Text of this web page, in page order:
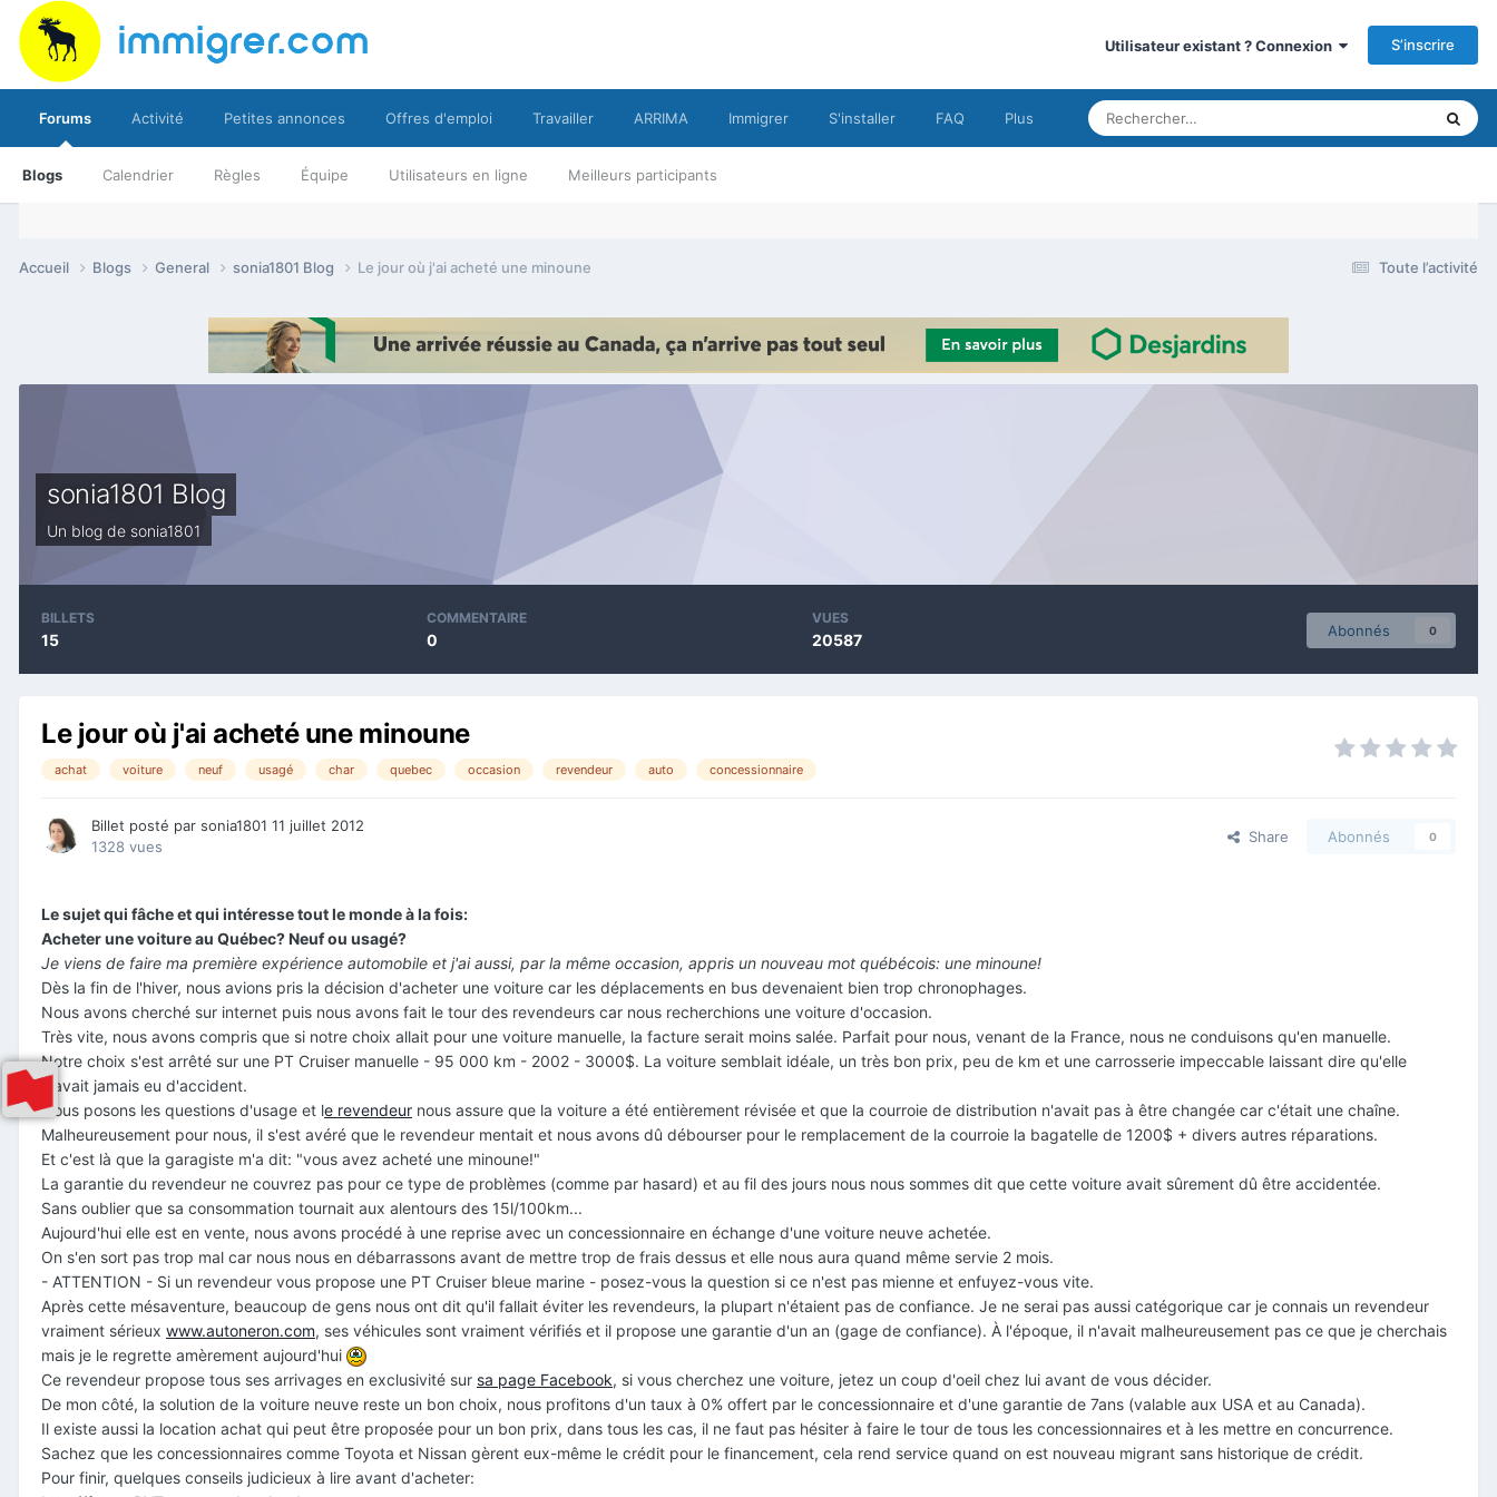
Utilisateur existant ? Connexion S’inscrire
Forums
Blogs Calendrier Règles Équipe Utilisateurs en ligne Meilleurs participants
Activité Petites annonces Offres d'emploi Travailler ARRIMA Immigrer S'installer FAQ Plus
Toute l’activité
Accueil Blogs General sonia1801 Blog Le jour où j'ai acheté une minoune
sonia1801 Blog
Un blog de sonia1801
Abonnés 0
BILLETS
15
COMMENTAIRE
0
VUES
20587
Le jour où j'ai acheté une minoune
achat voiture neuf usagé char quebec occasion revendeur auto concessionnaire
Billet posté par sonia1801 11 juillet 2012
1328 vues
Share Abonnés 0
Le sujet qui fâche et qui intéresse tout le monde à la fois:
Acheter une voiture au Québec? Neuf ou usagé?
Je viens de faire ma première expérience automobile et j'ai aussi, par la même occasion, appris un nouveau mot québécois: une minoune!
Dès la fin de l'hiver, nous avions pris la décision d'acheter une voiture car les déplacements en bus devenaient bien trop chronophages.
Nous avons cherché sur internet puis nous avons fait le tour des revendeurs car nous recherchions une voiture d'occasion.
Très vite, nous avons compris que si notre choix allait pour une voiture manuelle, la facture serait moins salée. Parfait pour nous, venant de la France, nous ne conduisons qu'en manuelle.
Notre choix s'est arrêté sur une PT Cruiser manuelle - 95 000 km - 2002 - 3000$. La voiture semblait idéale, un très bon prix, peu de km et une carrosserie impeccable laissant dire qu'elle
n'avait jamais eu d'accident.
Nous posons les questions d'usage et le revendeur nous assure que la voiture a été entièrement révisée et que la courroie de distribution n'avait pas à être changée car c'était une chaîne.
Malheureusement pour nous, il s'est avéré que le revendeur mentait et nous avons dû débourser pour le remplacement de la courroie la bagatelle de 1200$ + divers autres réparations.
Et c'est là que la garagiste m'a dit: "vous avez acheté une minoune!"
La garantie du revendeur ne couvrez pas pour ce type de problèmes (comme par hasard) et au fil des jours nous nous sommes dit que cette voiture avait sûrement dû être accidentée.
Sans oublier que sa consommation tournait aux alentours des 15l/100km...
Aujourd'hui elle est en vente, nous avons procédé à une reprise avec un concessionnaire en échange d'une voiture neuve achetée.
On s'en sort pas trop mal car nous nous en débarrassons avant de mettre trop de frais dessus et elle nous aura quand même servie 2 mois.
- ATTENTION - Si un revendeur vous propose une PT Cruiser bleue marine - posez-vous la question si ce n'est pas mienne et enfuyez-vous vite.
Après cette mésaventure, beaucoup de gens nous ont dit qu'il fallait éviter les revendeurs, la plupart n'étaient pas de confiance. Je ne serai pas aussi catégorique car je connais un revendeur
vraiment sérieux www.autoneron.com, ses véhicules sont vraiment vérifiés et il propose une garantie d'un an (gage de confiance). À l'époque, il n'avait malheureusement pas ce que je cherchais
mais je le regrette amèrement aujourd'hui
Ce revendeur propose tous ses arrivages en exclusivité sur sa page Facebook, si vous cherchez une voiture, jetez un coup d'oeil chez lui avant de vous décider.
De mon côté, la solution de la voiture neuve reste un bon choix, nous profitons d'un taux à 0% offert par le concessionnaire et d'une garantie de 7ans (valable aux USA et au Canada).
Il existe aussi la location achat qui peut être proposée pour un bon prix, dans tous les cas, il ne faut pas hésiter à faire le tour de tous les concessionnaires et à les mettre en concurrence.
Sachez que les concessionnaires comme Toyota et Nissan gèrent eux-même le crédit pour le financement, cela rend service quand on est nouveau migrant sans historique de crédit.
Pour finir, quelques conseils judicieux à lire avant d'acheter: